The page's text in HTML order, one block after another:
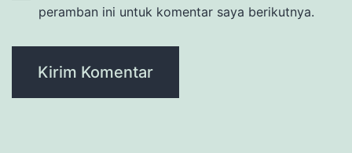
peramban ini untuk komentar saya berikutnya.